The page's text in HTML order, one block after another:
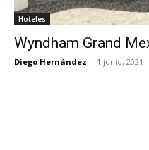
Hoteles
Wyndham Grand
Diego Hernández - 1 junio, 2021